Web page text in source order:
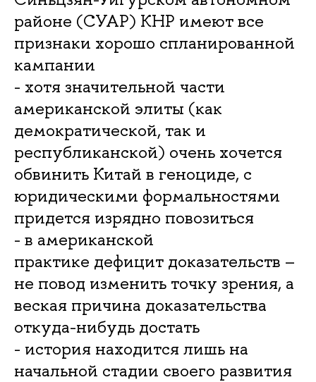
районе (СУАР) КНР имеют все
признаки хорошо спланированной
кампании
- хотя значительной части
американской элиты (как
демократической, так и
республиканской) очень хочется
обвинить Китай в геноциде, с
юридическими формальностями
придется изрядно повозиться
- в американской
практике дефицит доказательств –
не повод изменить точку зрения, а
веская причина доказательства
откуда-нибудь достать
- история находится лишь на
начальной стадии своего развития